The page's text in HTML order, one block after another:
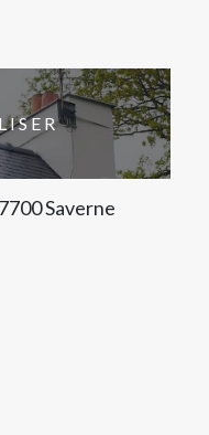
Saverne